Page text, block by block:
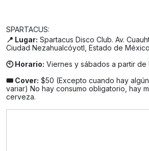
SPARTACUS:
📍 Lugar: Spartacus Disco Club. Av.
Ciudad Nezahualcóyotl, Estado de
🕙 Horario: Viernes y sábados a partir de
🎟️ Cover: $50 (Excepto cuando hay
variar) No hay consumo obligatorio, hay
cerveza.